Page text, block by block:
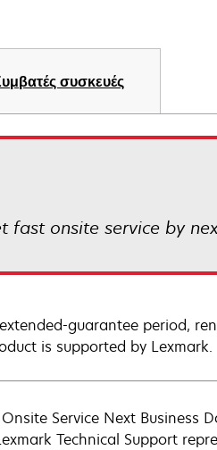
συσκευές
fast onsite service by
guarantee period,
is supported by Lexmark.
Service Next Business
Technical Support